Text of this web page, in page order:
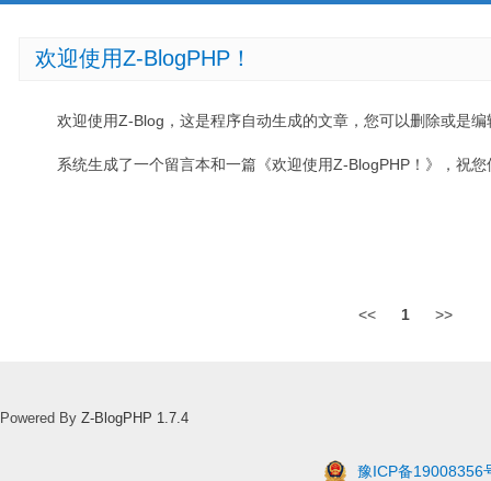
欢迎使用Z-BlogPHP！
欢迎使用Z-Blog，这是程序自动生成的文章，您可以删除或是编
系统生成了一个留言本和一篇《欢迎使用Z-BlogPHP！》，祝
<< 1 >>
Powered By Z-BlogPHP 1.7.4
豫ICP备19008356